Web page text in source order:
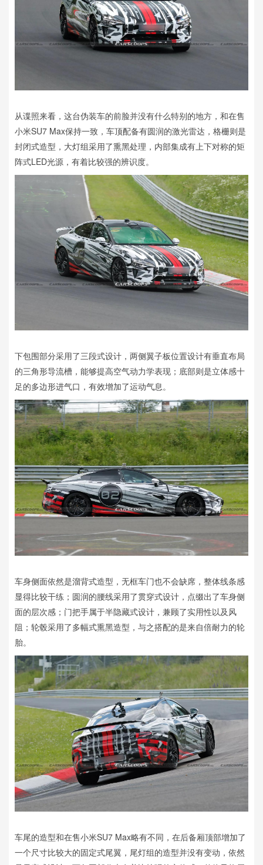
从谍照来看，这台伪装车的前脸并没有什么特别的地方，和在售
小米SU7 Max保持一致，车顶配备有圆润的激光雷达，格栅则是
封闭式造型，大灯组采用了熏黑处理，内部集成有上下对称的矩
阵式LED光源，有着比较强的辨识度。
下包围部分采用了三段式设计，两侧翼子板位置设计有垂直布局
的三角形导流槽，能够提高空气动力学表现；底部则是立体感十
足的多边形进气口，有效增加了运动气息。
车身侧面依然是溜背式造型，无框车门也不会缺席，整体线条感
显得比较干练；圆润的腰线采用了贯穿式设计，点缀出了车身侧
面的层次感；门把手属于半隐藏式设计，兼顾了实用性以及风
阻；轮毂采用了多幅式熏黑造型，与之搭配的是来自倍耐力的轮
胎。
车尾的造型和在售小米SU7 Max略有不同，在后备厢顶部增加了
一个尺寸比较大的固定式尾翼，尾灯组的造型并没有变动，依然